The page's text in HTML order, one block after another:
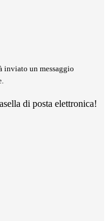
inviato un messaggio
di posta elettronica!